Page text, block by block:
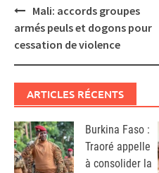
Post
navigation
Mali: accords groupes
armés peuls et dogons pour
cessation de violence
ARTICLES RÉCENTS
Burkina Faso :
Traoré appelle
à consolider la